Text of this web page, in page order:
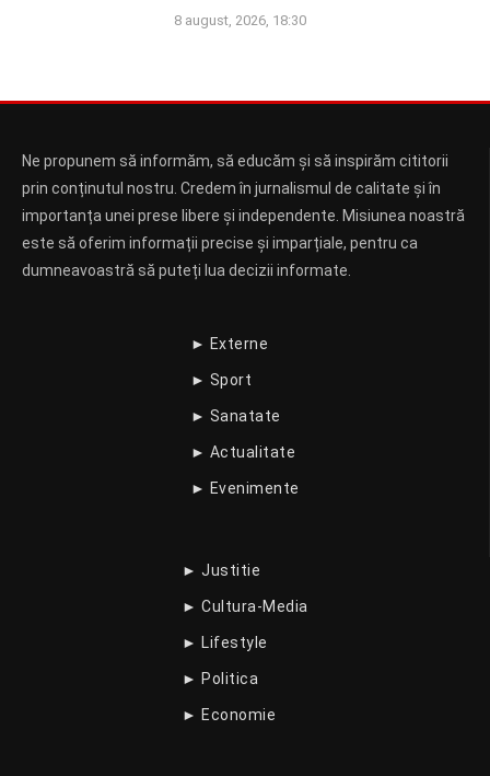
8 august, 2026, 18:30
Ne propunem să informăm, să educăm și să inspirăm cititorii
prin conținutul nostru. Credem în jurnalismul de calitate și în
importanța unei prese libere și independente. Misiunea noastră
este să oferim informații precise și imparțiale, pentru ca
dumneavoastră să puteți lua decizii informate.
► Externe
► Sport
► Sanatate
► Actualitate
► Evenimente
► Justitie
► Cultura-Media
► Lifestyle
► Politica
► Economie